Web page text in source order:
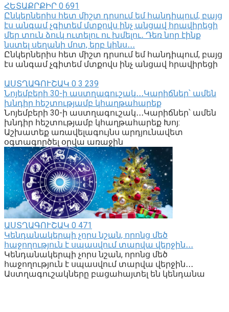
ՀԵՏԱՔՐՔԻՐ 0 691
Ընկերներիս հետ միշտ դրսում եմ հանդիպում, բայց
էս անգամ չգիտեմ մտքովս ինչ անցավ հրավիրեցի
մեր տուն ձուկ ուտելու ու խմելու․ Դեռ նոր էինք
նստել սեղանի մոտ, երբ կինս․․․
Ընկերներիս հետ միշտ դրսում եմ հանդիպում, բայց
էս անգամ չգիտեմ մտքովս ինչ անցավ հրավիրեցի
ԱՍՏՂԱԳՈՒՇԱԿ 0 3 239
Նոյեմբերի 30-ի աստղագուշակ․․․Կարիճներ՝ ամեն
խնդիր հեշտությամբ կհաղթահարեք
Նոյեմբերի 30-ի աստղագուշակ․․․Կարիճներ՝ ամեն
խնդիր հեշտությամբ կհաղթահարեք Խոյ:
Աշխատեք առավելագույնս արդյունավետ
օգտագործել օրվա առաջին
ԱՍՏՂԱԳՈՒՇԱԿ 0 471
Կենդանակերպի չորս նշան, որոնց մեծ
հաջողություն է սպասվում տարվա վերջին․․․
Կենդանակերպի չորս նշան, որոնց մեծ
հաջողություն է սպասվում տարվա վերջին․․․
Աստղագուշակները բացահայտել են կենդանա